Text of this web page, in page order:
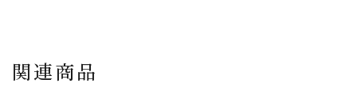
関連商品